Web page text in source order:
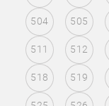
504 505
511 512
518 519